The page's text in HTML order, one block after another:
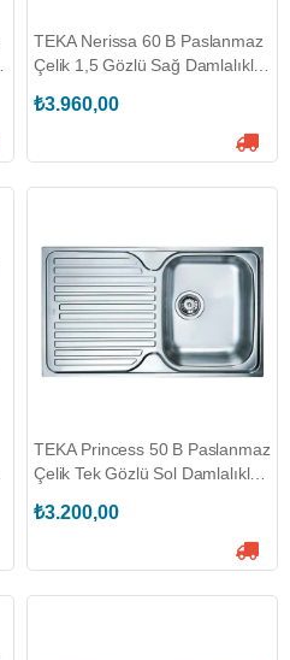
TEKA Nerissa 60 B Paslanmaz
Çelik 1,5 Gözlü Sağ Damlalıklı
₺3.960,00
TEKA Princess 50 B Paslanmaz
Çelik Tek Gözlü Sol Damlalıklı
₺3.200,00